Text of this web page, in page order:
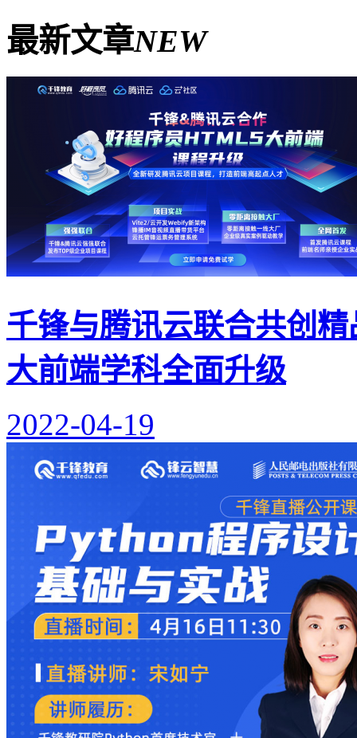
最新文章NEW
千锋与腾讯云联合共创
大前端学科全面升级
2022-04-19